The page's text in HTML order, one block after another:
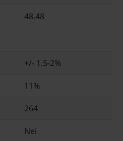
48.48
+/- 1.5-2%
11%
264
Nei